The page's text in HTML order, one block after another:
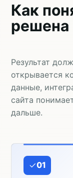
Как
решена
Результат
открывается
данные,
сайта
дальше.
01